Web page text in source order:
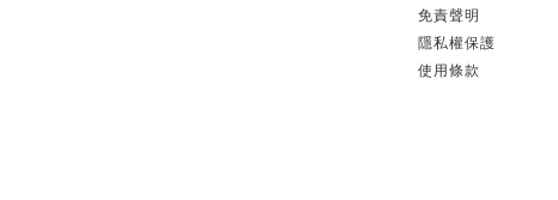
免責聲明
隱私權保護
使用條款